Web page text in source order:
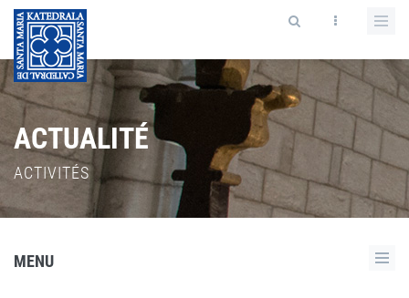
ACTUALITÉ
ACTIVITÉS
MENU